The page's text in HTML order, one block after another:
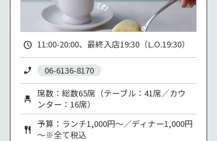
11:00-20:00、最終入店19:30（L.O.19:30）
06-6136-8170
席数：総数65席（テーブル：41席／カウ
ンター：16席）
予算：ランチ1,000円～／ディナー1,000円
～※全て税込